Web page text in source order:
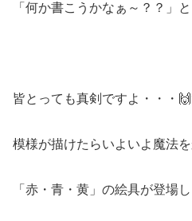
「何か書こうかなぁ～？？」
皆とっても真剣ですよ・・・
模様が描けたらいよいよ魔法
「赤・青・黄」の絵具が登場